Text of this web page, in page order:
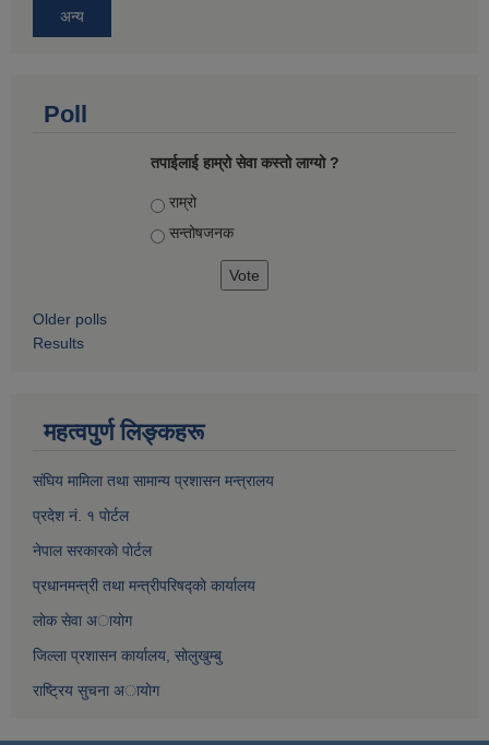
अन्य
Poll
तपाईलाई हाम्रो सेवा कस्तो लाग्यो ?
Choices
राम्रो
सन्तोषज‍नक
Older polls
Results
महत्वपुर्ण लिङ्कहरू
संघिय मामिला तथा सामान्य प्रशासन मन्त्रालय
प्रदेश नं. १ पाेर्टल
नेपाल सरकारकाे पाेर्टल
प्रधानमन्त्री तथा मन्त्रीपरिषद्काे कार्यालय
लाेक सेवा अायाेग
जिल्ला प्रशासन कार्यालय, साेलुखुम्बु
राष्ट्रिय सुचना अायाेग